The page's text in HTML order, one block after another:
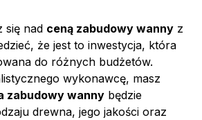
się nad ceną zabudowy wanny z
że jest to inwestycja, która
do różnych budżetów.
wykonawcę, masz
zabudowy wanny będzie
drewna, jego jakości oraz